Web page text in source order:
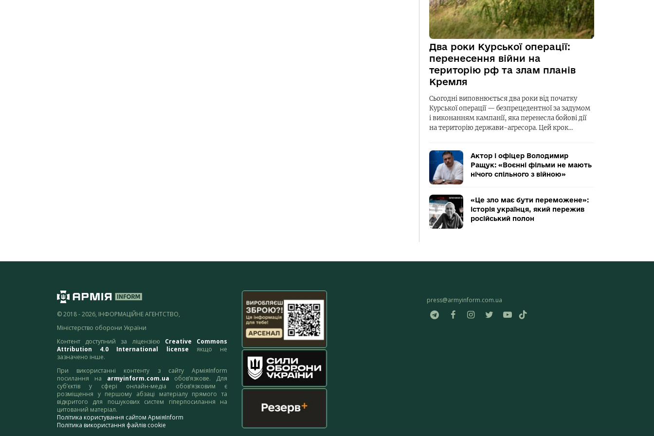
Два роки Курської операції:
перенесення війни на
територію рф та злам планів
Кремля
Сьогодні виповнюється два роки від початку
Курської операції — безпрецедентної за задумом
і виконанням кампанії, яка перенесла бойові дії
на територію держави-агресора. Цей крок…
Актор і офіцер Володимир
Ращук: «Воєнні фільми не мають
нічого спільного з війною»
«Це зло має бути переможене»:
історія українця, який пережив
російський полон
© 2018 - 2026, ІНФОРМАЦІЙНЕ АГЕНТСТВО,
Міністерство оборони України
Контент доступний за ліцензією Creative Commons
Attribution 4.0 International license якщо не
зазначено інше.
При використанні контенту з сайту АрміяInform
посилання на armyinform.com.ua обов’язкове. Для
суб’єктів у сфері онлайн-медіа обов’язковим є
розміщення у першому абзаці матеріалу прямого та
відкритого для пошукових систем гіперпосилання на
цитований матеріал.
Політика користування сайтом АрміяInform
Політика використання файлів cookie
press@armyinform.com.ua